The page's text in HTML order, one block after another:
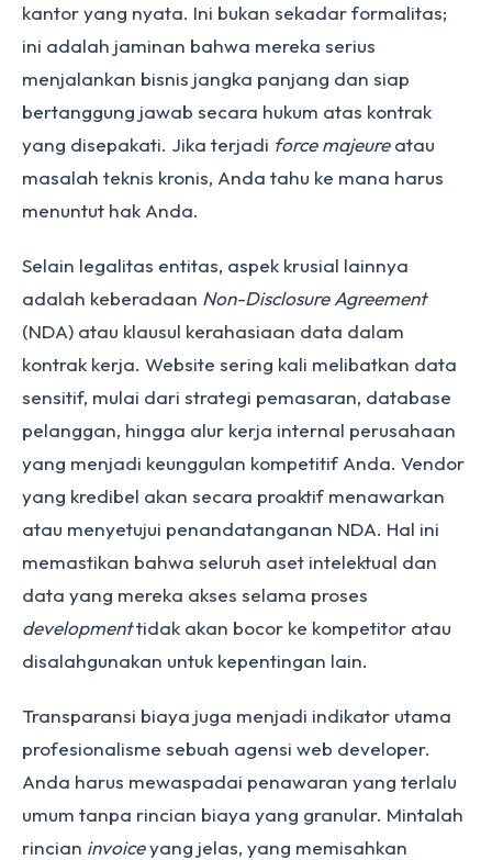
kantor yang nyata. Ini bukan sekadar formalitas;
ini adalah jaminan bahwa mereka serius
menjalankan bisnis jangka panjang dan siap
bertanggung jawab secara hukum atas kontrak
yang disepakati. Jika terjadi force majeureatau
masalah teknis kronis, Anda tahu ke mana harus
menuntut hak Anda.
Selain legalitas entitas, aspek krusial lainnya
adalah keberadaan Non-Disclosure Agreement
(NDA) atau klausul kerahasiaan data dalam
kontrak kerja. Website sering kali melibatkan data
sensitif, mulai dari strategi pemasaran, database
pelanggan, hingga alur kerja internal perusahaan
yang menjadi keunggulan kompetitif Anda. Vendor
yang kredibel akan secara proaktif menawarkan
atau menyetujui penandatanganan NDA. Hal ini
memastikan bahwa seluruh aset intelektual dan
data yang mereka akses selama proses
developmenttidak akan bocor ke kompetitor atau
disalahgunakan untuk kepentingan lain.
Transparansi biaya juga menjadi indikator utama
profesionalisme sebuah agensi web developer.
Anda harus mewaspadai penawaran yang terlalu
umum tanpa rincian biaya yang granular. Mintalah
rincian invoiceyang jelas, yang memisahkan